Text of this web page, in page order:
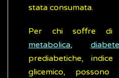
stata consumata.
Per chi soffre
metabolica, diabete
prediabetiche,
glicemico,